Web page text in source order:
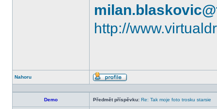
http://
Nahoru
Profil
Demo Předmět příspěvku: Re: Tak moje foto trosku starsie